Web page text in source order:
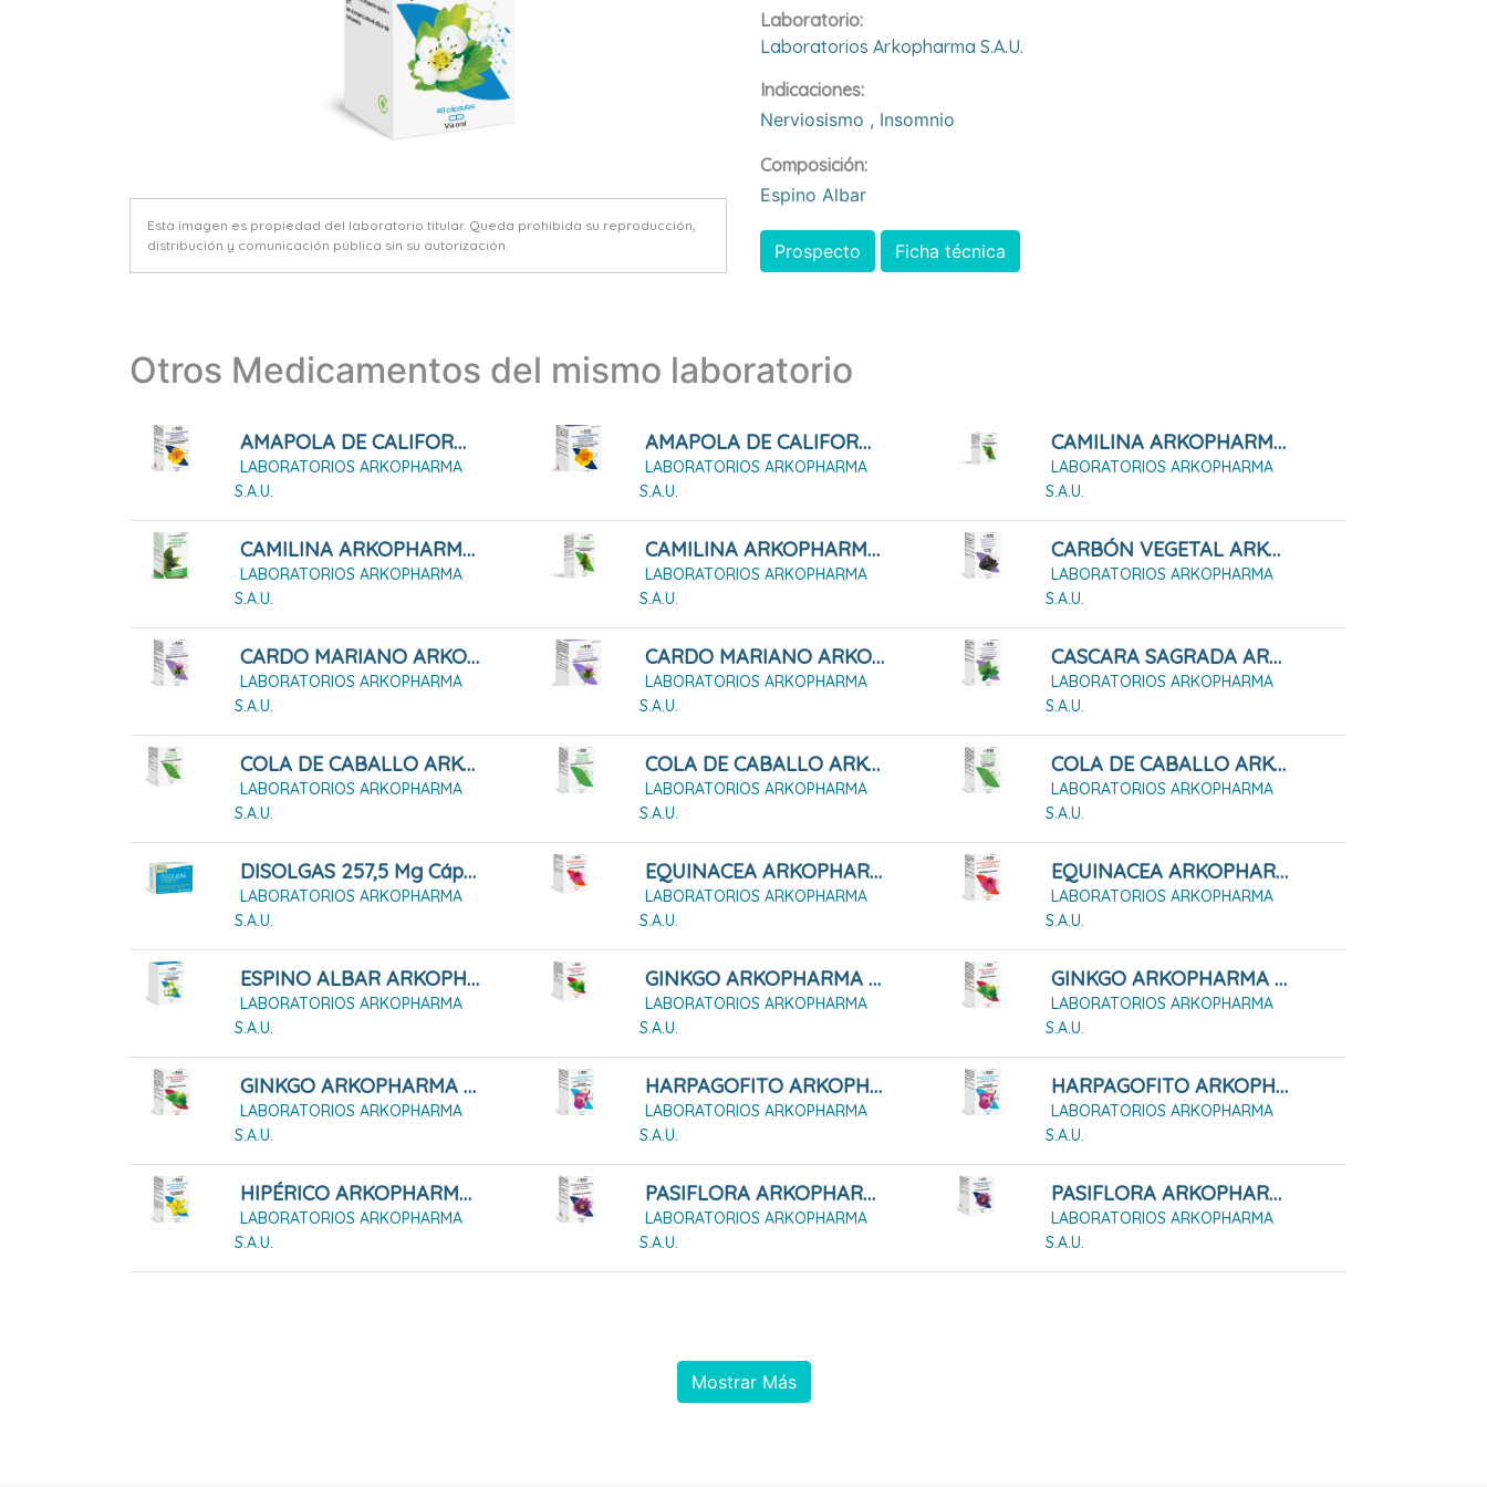
Esta imagen es propiedad del laboratorio titular. Queda prohibida su reproducción,
distribución y comunicación pública sin su autorización.
Laboratorio:
Laboratorios Arkopharma S.a.u.
Indicaciones:
Nerviosismo , Insomnio
Composición:
Espino Albar
Prospecto Ficha técnica
Otros Medicamentos del mismo laboratorio
AMAPOLA DE CALIFORNIA ARKOPHARMA 45 Cápsulas Duras
LABORATORIOS ARKOPHARMA
S.A.U.
AMAPOLA DE CALIFORNIA ARKOPHARMA 84 Cápsula Duras
LABORATORIOS ARKOPHARMA
S.A.U.
CAMILINA ARKOPHARMA 100 CÁPSULAS DURAS
LABORATORIOS ARKOPHARMA
S.A.U.
CAMILINA ARKOPHARMA 200 CÁPSULAS DURAS
LABORATORIOS ARKOPHARMA
S.A.U.
CAMILINA ARKOPHARMA 50 CÁPSULAS DURAS
LABORATORIOS ARKOPHARMA
S.A.U.
CARBÓN VEGETAL ARKOPHARMA 45 Cápsulas Duras
LABORATORIOS ARKOPHARMA
S.A.U.
CARDO MARIANO ARKOPHARMA 45 CÁPSULAS DURAS
LABORATORIOS ARKOPHARMA
S.A.U.
CARDO MARIANO ARKOPHARMA 84 CÁPSULAS DURAS
LABORATORIOS ARKOPHARMA
S.A.U.
CASCARA SAGRADA ARKOPHARMA 50 CÁPSULAS DURAS
LABORATORIOS ARKOPHARMA
S.A.U.
COLA DE CABALLO ARKOPHARMA 100 Cápsulas Duras
LABORATORIOS ARKOPHARMA
S.A.U.
COLA DE CABALLO ARKOPHARMA 200 Cápsulas Duras
LABORATORIOS ARKOPHARMA
S.A.U.
COLA DE CABALLO ARKOPHARMA 50 Cápsulas Duras
LABORATORIOS ARKOPHARMA
S.A.U.
DISOLGAS 257,5 Mg Cápsulas Blandas
LABORATORIOS ARKOPHARMA
S.A.U.
EQUINACEA ARKOPHARMA 100 CÁPSULAS DURAS
LABORATORIOS ARKOPHARMA
S.A.U.
EQUINACEA ARKOPHARMA 50 CÁPSULAS DURAS
LABORATORIOS ARKOPHARMA
S.A.U.
ESPINO ALBAR ARKOPHARMA 84 CÁPSULAS DURAS
LABORATORIOS ARKOPHARMA
S.A.U.
GINKGO ARKOPHARMA 100 CÁPSULAS DURAS
LABORATORIOS ARKOPHARMA
S.A.U.
GINKGO ARKOPHARMA 200 CÁPSULAS DURAS
LABORATORIOS ARKOPHARMA
S.A.U.
GINKGO ARKOPHARMA 50 CÁPSULAS DURAS
LABORATORIOS ARKOPHARMA
S.A.U.
HARPAGOFITO ARKOPHARMA 168 CÁPSULAS DURAS
LABORATORIOS ARKOPHARMA
S.A.U.
HARPAGOFITO ARKOPHARMA 48 CÁPSULAS DURAS
LABORATORIOS ARKOPHARMA
S.A.U.
HIPÉRICO ARKOPHARMA 42 CÁPSULAS
LABORATORIOS ARKOPHARMA
S.A.U.
PASIFLORA ARKOPHARMA 45 CÁPSULAS DURAS
LABORATORIOS ARKOPHARMA
S.A.U.
PASIFLORA ARKOPHARMA 84 CÁPSULAS DURAS
LABORATORIOS ARKOPHARMA
S.A.U.
Mostrar Más